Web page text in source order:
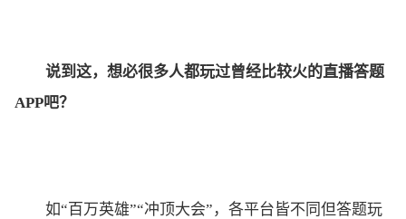
说到这，想必很多人都玩过曾经比较火的直播答题
APP吧？
如“百万英雄”“冲顶大会”，各平台皆不同但答题玩